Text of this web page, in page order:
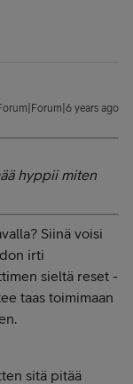
years ago
hyppii miten
Siinä voisi
irti
sieltä reset -
taas toimimaan
sitä pitää